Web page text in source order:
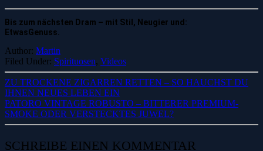
Bis zum nächsten Dram – mit Stil, Neugier und:
EtwasGenuss.
Author: Martin
Filed Under: Spirituosen, Videos
ZU TROCKENE ZIGARREN RETTEN – SO HAUCHST DU
IHNEN NEUES LEBEN EIN
PATORO VINTAGE ROBUSTO – BITTERER PREMIUM-
SMOKE ODER VERSTECKTES JUWEL?
SCHREIBE EINEN KOMMENTAR